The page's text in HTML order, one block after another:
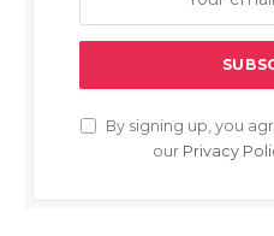
By signing up, you
our Privacy